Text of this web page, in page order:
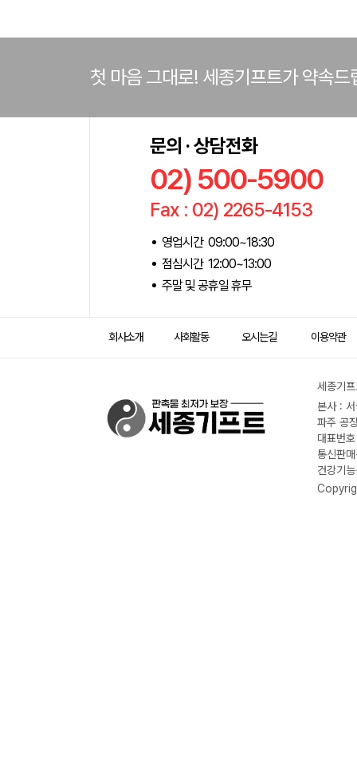
첫 마음 그대로! 세종기프트가 약속드
문의 · 상담전화
02) 500-5900
Fax : 02) 2265-4153
영업시간 09:00~18:30
점심시간 12:00~13:00
주말 및 공휴일 휴무
회사소개 사회활동 오시는길 이용약관
세종기
본사 :
파주 공
대표번
통신판
건강기